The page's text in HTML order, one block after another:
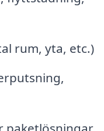
rum, yta, etc.)